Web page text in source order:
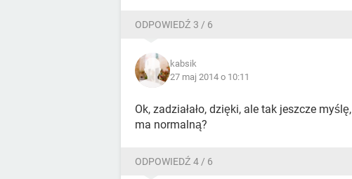
ODPOWIEDŹ 3 / 6
kabsik
27 maj 2014 o 10:11
Ok, zadziałało, dzięki, ale tak jeszcze
ma normalną?
ODPOWIEDŹ 4 / 6